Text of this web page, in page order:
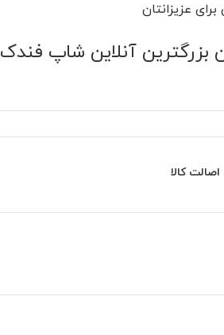
عزیزانتان
آنلاین شاپ فندک
کالا